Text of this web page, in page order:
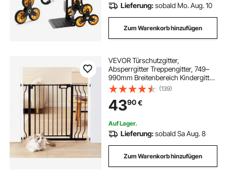
Lieferung:sobald Mo. Aug. 10
Zum Warenkorb hinzufügen
VEVOR Türschutzgitter,
Absperrgitter Treppengitter, 749–
990mm Breitenbereich Kindergitter,
Haustiergitter, Treppenschutzgitter,
Beidseitig Schwenkbare 762mm
Höhe, Schwarze Babygitter ohne
Bohren
(139)
4390€
Auf Lager.
Lieferung:sobald Sa Aug. 8
Zum Warenkorb hinzufügen